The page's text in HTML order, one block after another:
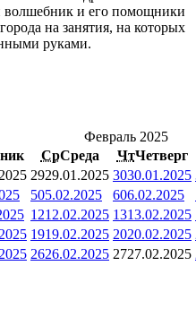
и его помощники
на занятия, на которых
руками.
Февраль 2025
СрСреда ЧтЧетверг
2929.01.2025 3030.01.2025
505.02.2025 606.02.2025
1212.02.2025 1313.02.2025
1919.02.2025 2020.02.2025
2626.02.2025 2727.02.2025